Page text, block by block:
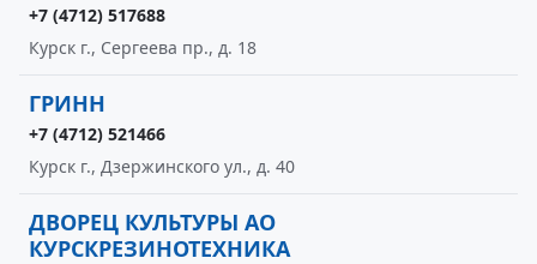
+7 (4712) 517688
Курск г., Сергеева пр., д. 18
ГРИНН
+7 (4712) 521466
Курск г., Дзержинского ул., д. 40
ДВОРЕЦ КУЛЬТУРЫ АО
КУРСКРЕЗИНОТЕХНИКА